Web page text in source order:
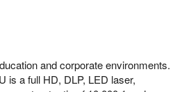
and corporate environments.
is a full HD, DLP, LED laser,